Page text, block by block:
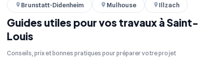
Brunstatt-Didenheim
Mulhouse Illzach
Guides utiles pour vos travaux à Saint-
Louis
Conseils, prix et bonnes pratiques pour préparer votre projet